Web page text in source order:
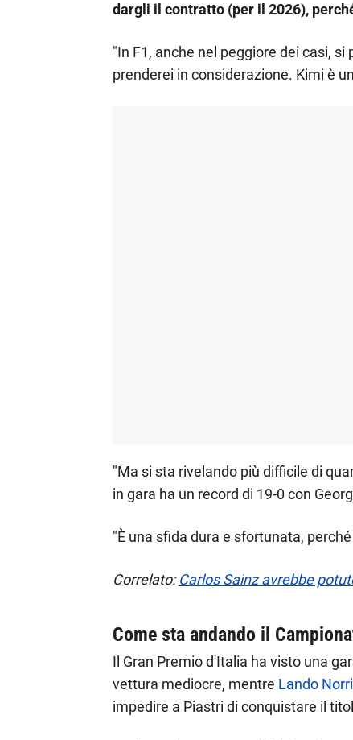
dargli il contratto (per il 2026),
"In F1, anche nel peggiore dei casi,
prenderei in considerazione. Kimi è
"Ma si sta rivelando più difficile di
in gara ha un record di 19-0 con
"È una sfida dura e sfortunata, perché
Correlato:Carlos Sainz avrebbe
Come sta andando il
Il Gran Premio d'Italia ha visto una
vettura mediocre, mentre Lando
impedire a Piastri di conquistare il